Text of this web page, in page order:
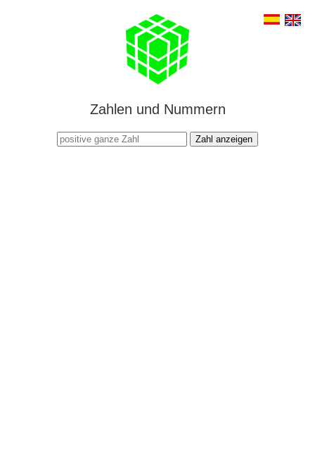
Zahlen und Nummern
Zahl anzeigen